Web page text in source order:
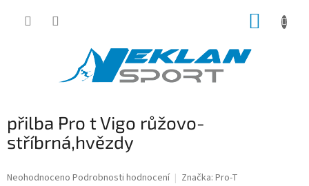
přilba Pro t Vigo růžovo-
stříbrná,hvězdy
Průměrné
Neohodnoceno Podrobnosti hodnocení Značka: Pro-T